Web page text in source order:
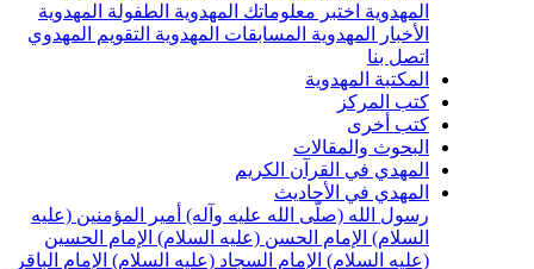
اختبر معلوماتك المهدويةالطفولة المهدوية
المهدويةالمسابقات المهدويةالتقويم المهدوي
المهدوية
والمقالات
في القرآن الكريم
في الأحاديث
الله (صلّى الله عليه وآله) أمير المؤمنين (عليه
الإمام الحسن (عليه السلام) الإمام الحسين
الإمام السجاد (عليه السلام) الإمام الباقر